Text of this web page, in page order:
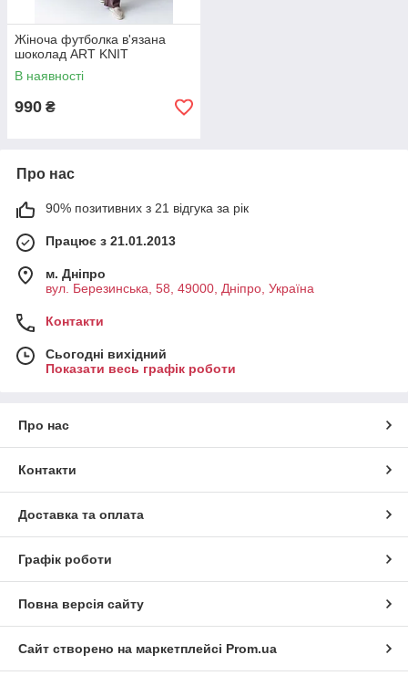
Жіноча футболка в'язана
шоколад ART KNIT
В наявності
990 ₴
Про нас
90% позитивних з 21 відгука за рік
Працює з 21.01.2013
м. Дніпро
вул. Березинська, 58, 49000, Дніпро, Україна
Контакти
Сьогодні вихідний
Показати весь графік роботи
Про нас
Контакти
Доставка та оплата
Графік роботи
Повна версія сайту
Сайт створено на маркетплейсі Prom.ua